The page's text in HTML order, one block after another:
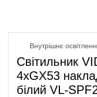
Внутрішнє
Світильник
4xGX53
білий VL-